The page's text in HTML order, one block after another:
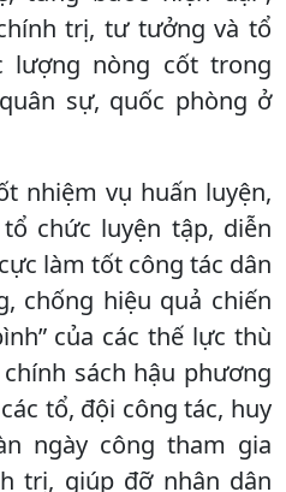
trị, tư tưởng và tổ
lượng nòng cốt trong
sự, quốc phòng ở
nhiệm vụ huấn luyện,
chức luyện tập, diễn
làm tốt công tác dân
chống hiệu quả chiến
của các thế lực thù
sách hậu phương
tổ, đội công tác, huy
ngày công tham gia
trị, giúp đỡ nhân dân